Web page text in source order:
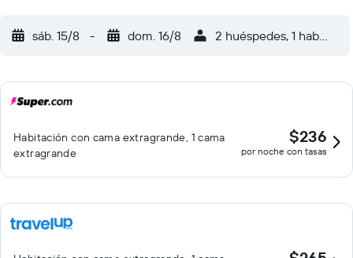
servicios de ocio y esparcimiento en este hotel incluyen una
sáb. 15/8 - dom. 16/8 2 huéspedes, 1
Habitación con cama extragrande, 1 cama
extragrande
$236
por noche con tasas